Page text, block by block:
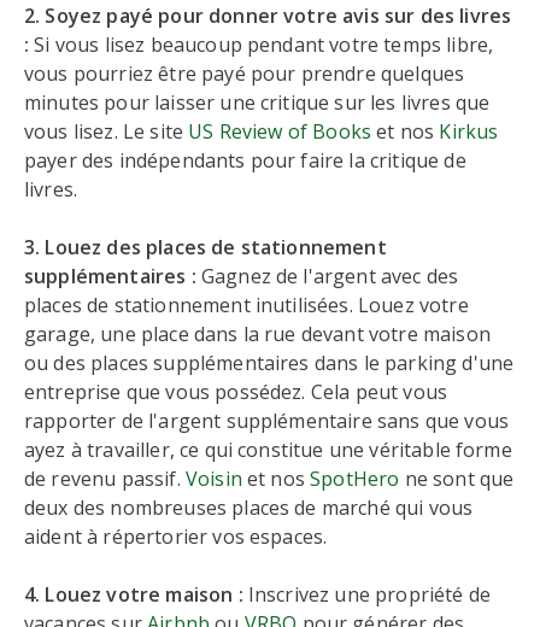
2. Soyez payé pour donner votre avis sur des livres
: Si vous lisez beaucoup pendant votre temps libre,
vous pourriez être payé pour prendre quelques
minutes pour laisser une critique sur les livres que
vous lisez. Le site US Review of Books et nos Kirkus
payer des indépendants pour faire la critique de
livres.
3. Louez des places de stationnement
supplémentaires : Gagnez de l'argent avec des
places de stationnement inutilisées. Louez votre
garage, une place dans la rue devant votre maison
ou des places supplémentaires dans le parking d'une
entreprise que vous possédez. Cela peut vous
rapporter de l'argent supplémentaire sans que vous
ayez à travailler, ce qui constitue une véritable forme
de revenu passif. Voisin et nosSpotHero ne sont que
deux des nombreuses places de marché qui vous
aident à répertorier vos espaces.
4. Louez votre maison : Inscrivez une propriété de